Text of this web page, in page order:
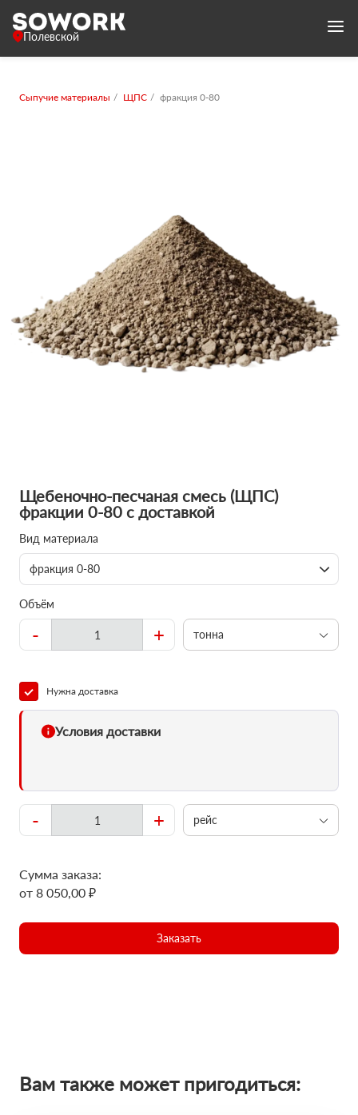
Полевской
Сыпучие материалы ЩПС фракция 0-80
Щебеночно-песчаная смесь (ЩПС)
фракции 0-80 с доставкой
Вид материала
фракция 0-80
Объём
- + тонна
Нужна доставка
Условия доставки
- + рейс
Сумма заказа:
от 8 050,00 ₽
Заказать
Вам также может пригодиться: